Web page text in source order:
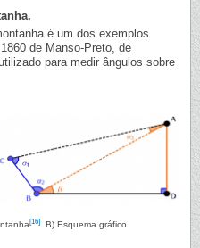
é um dos exemplos
de Manso-Preto, de
para medir ângulos sobre
[16] . B) Esquema gráfico.